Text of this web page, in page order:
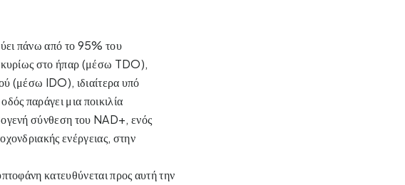
πάνω από το 95% του
κυρίως στο ήπαρ (μέσω TDO),
(μέσω IDO), ιδιαίτερα υπό
παράγει μια ποικιλία
σύνθεση του NAD+, ενός
ενέργειας, στην
κατευθύνεται προς αυτή την